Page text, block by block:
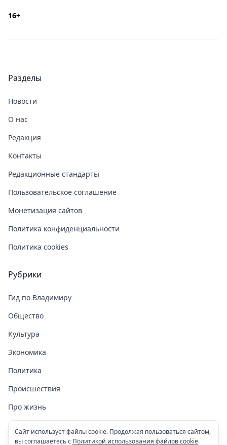
16+
Разделы
Новости
О нас
Редакция
Контакты
Редакционные стандарты
Пользовательское соглашение
Монетизация сайтов
Политика конфиденциальности
Политика cookies
Рубрики
Гид по Владимиру
Общество
Культура
Экономика
Политика
Происшествия
Про жизнь
Здоровье
Сайт использует файлы cookie. Продолжая пользоваться сайтом,
вы соглашаетесь с Политикой использования файлов cookie.